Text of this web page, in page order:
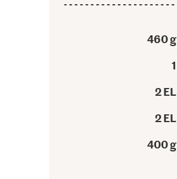
460 g
1
2 EL
2 EL
400 g